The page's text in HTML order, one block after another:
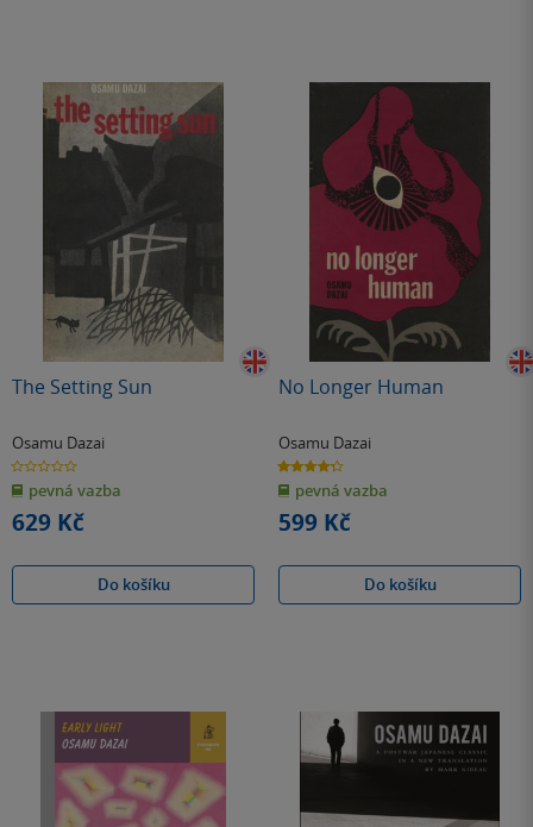
The Setting Sun
Osamu Dazai
0.0
z
5
hvězdiček
pevná vazba
629 Kč
Do košíku
No Longer Human
Osamu Dazai
4.3
z
5
hvězdiček
pevná vazba
599 Kč
Do košíku